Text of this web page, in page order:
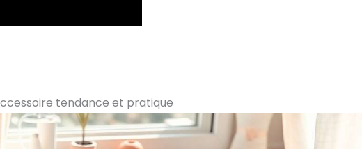
tendance et pratique